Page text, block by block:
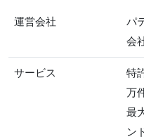
運営会社
パ
会
サービス
特
万
最
ン